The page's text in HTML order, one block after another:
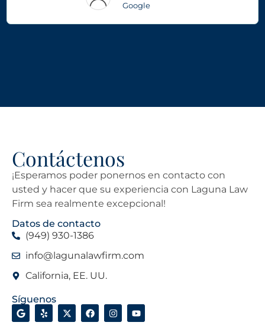
Google
Contáctenos
¡Esperamos poder ponernos en contacto con
usted y hacer que su experiencia con Laguna Law
Firm sea realmente excepcional!
Datos de contacto
(949) 930-1386
info@lagunalawfirm.com
California, EE. UU.
Síguenos